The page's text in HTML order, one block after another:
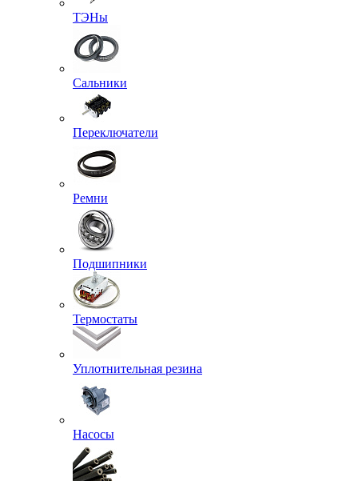
ТЭНы
Сальники
Переключатели
Ремни
Подшипники
Термостаты
Уплотнительная резина
Насосы